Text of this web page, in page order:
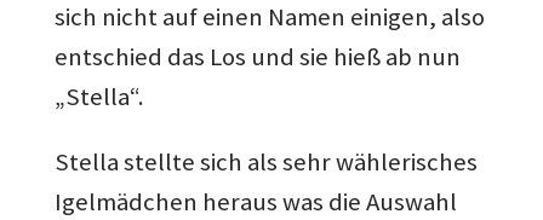
sich nicht auf einen Namen einigen, also
entschied das Los und sie hieß ab nun
„Stella“.
Stella stellte sich als sehr wählerisches
Igelmädchen heraus was die Auswahl